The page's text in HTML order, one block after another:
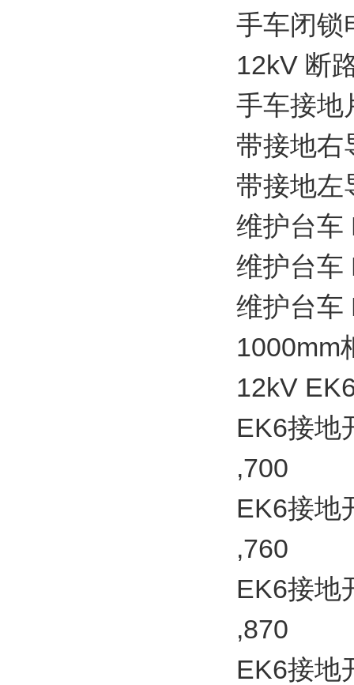
手车闭锁
12kV 断
手车接地
带接地右
带接地左
维护台车
维护台车
维护台车
1000mm
12kV
EK6接地
,700
EK6接地
,760
EK6接地
,870
EK6接地